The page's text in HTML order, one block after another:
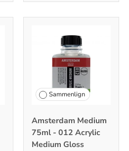
Sammenlign
Amsterdam Medium
75ml - 012 Acrylic
Medium Gloss